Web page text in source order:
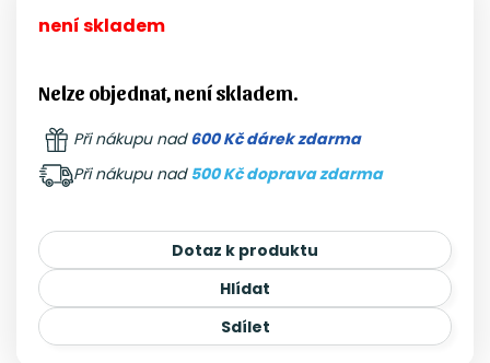
není skladem
Nelze objednat, není skladem.
Při nákupu nad600 Kč dárek zdarma
Při nákupu nad 500 Kč doprava zdarma
Dotaz k produktu
Hlídat
Sdílet